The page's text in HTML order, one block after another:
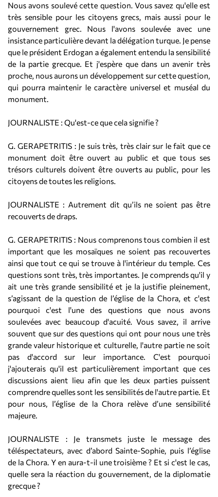
Nous avons soulevé cette question. Vous savez qu'elle est
très sensible pour les citoyens grecs, mais aussi pour le
gouvernement grec. Nous l'avons soulevée avec une
insistance particulière devant la délégation turque. Je pense
que le président Erdogan a également entendu la sensibilité
de la partie grecque. Et j'espère que dans un avenir très
proche, nous aurons un développement sur cette question,
qui pourra maintenir le caractère universel et muséal du
monument.
JOURNALISTE : Qu'est-ce que cela signifie ?
G. GERAPETRITIS : Je suis très, très clair sur le fait que ce
monument doit être ouvert au public et que tous ses
trésors culturels doivent être ouverts au public, pour les
citoyens de toutes les religions.
JOURNALISTE : Autrement dit qu’ils ne soient pas être
recouverts de draps.
G. GERAPETRITIS : Nous comprenons tous combien il est
important que les mosaïques ne soient pas recouvertes
ainsi que tout ce qui se trouve à l'intérieur du temple. Ces
questions sont très, très importantes. Je comprends qu'il y
ait une très grande sensibilité et je la justifie pleinement,
s’agissant de la question de l’église de la Chora, et c'est
pourquoi c'est l'une des questions que nous avons
soulevées avec beaucoup d'acuité. Vous savez, il arrive
souvent que sur des questions qui ont pour nous une très
grande valeur historique et culturelle, l'autre partie ne soit
pas d'accord sur leur importance. C'est pourquoi
j'ajouterais qu'il est particulièrement important que ces
discussions aient lieu afin que les deux parties puissent
comprendre quelles sont les sensibilités de l'autre partie. Et
pour nous, l’église de la Chora relève d’une sensibilité
majeure.
JOURNALISTE : Je transmets juste le message des
téléspectateurs, avec d’abord Sainte-Sophie, puis l’église
de la Chora. Y en aura-t-il une troisième ? Et si c'est le cas,
quelle sera la réaction du gouvernement, de la diplomatie
grecque ?